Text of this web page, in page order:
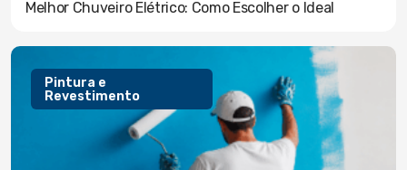
Melhor Chuveiro Elétrico: Como Escolher o Ideal
Pintura e
Revestimento